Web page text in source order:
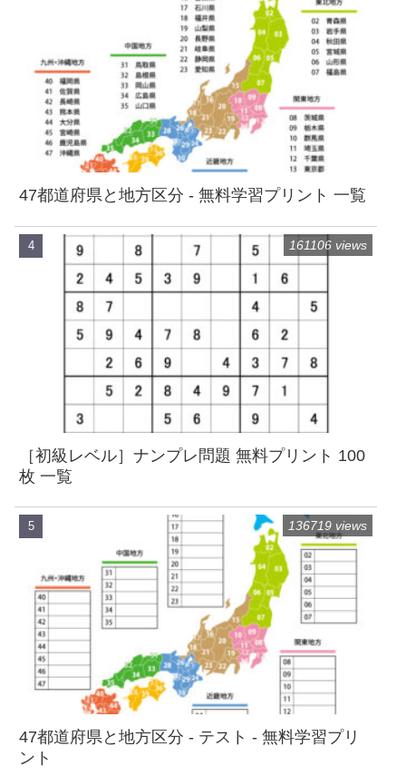
47都道府県と地方区分 - 無料学習プリント 一覧
［初級レベル］ナンプレ問題 無料プリント 100
枚 一覧
161106 views
47都道府県と地方区分 - テスト - 無料学習プリ
ント
136719 views